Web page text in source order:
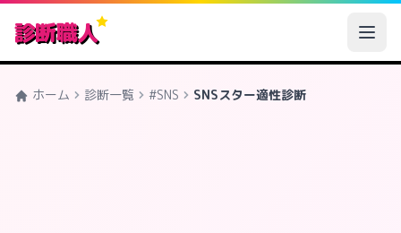
診断職人
ホーム 診断一覧 #SNS SNSスター適性診断